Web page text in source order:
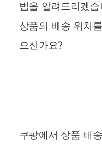
법을 알려드리겠
상품의 배송 위치
으신가요?
쿠팡에서 상품 배